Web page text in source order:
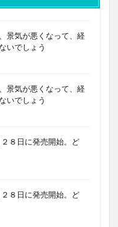
景気が悪くなって、経
いでしょう
景気が悪くなって、経
いでしょう
８日に発売開始。ど
８日に発売開始。ど